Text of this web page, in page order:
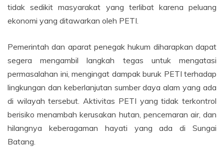
tidak sedikit masyarakat yang terlibat karena peluang
ekonomi yang ditawarkan oleh PETI.
Pemerintah dan aparat penegak hukum diharapkan dapat
segera mengambil langkah tegas untuk mengatasi
permasalahan ini, mengingat dampak buruk PETI terhadap
lingkungan dan keberlanjutan sumber daya alam yang ada
di wilayah tersebut. Aktivitas PETI yang tidak terkontrol
berisiko menambah kerusakan hutan, pencemaran air, dan
hilangnya keberagaman hayati yang ada di Sungai
Batang.